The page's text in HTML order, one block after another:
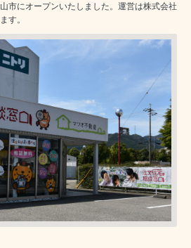
市にオープンいたしました。運営は株式会社
す。